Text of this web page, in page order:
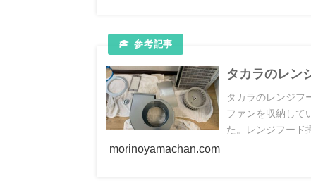
タカラのレン
タカラのレンジフ
ファンを収納して
た。レンジフード
morinoyamachan.com